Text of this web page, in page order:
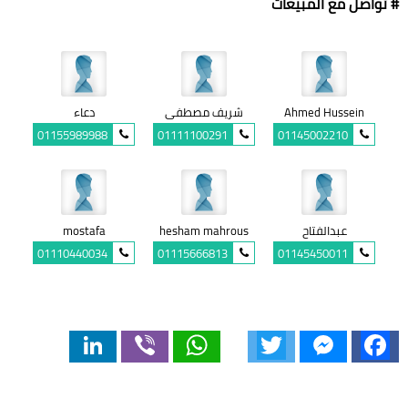
Ahmed Hussein
01145002210
شريف مصطفى
01111100291
دعاء
01155989988
عبدالفتاح
01145450011
hesham mahrous
01115666813
mostafa
01110440034
Facebook
Messenger
WhatsApp